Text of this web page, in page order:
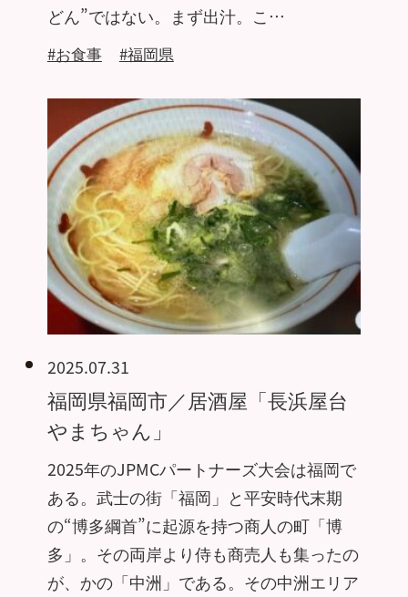
どん”ではない。まず出汁。こ…
#お食事 #福岡県
2025.07.31
福岡県福岡市／居酒屋「長浜屋台
やまちゃん」
2025年のJPMCパートナーズ大会は福岡で
ある。武士の街「福岡」と平安時代末期
の“博多綱首”に起源を持つ商人の町「博
多」。その両岸より侍も商売人も集ったの
が、かの「中洲」である。その中洲エリア